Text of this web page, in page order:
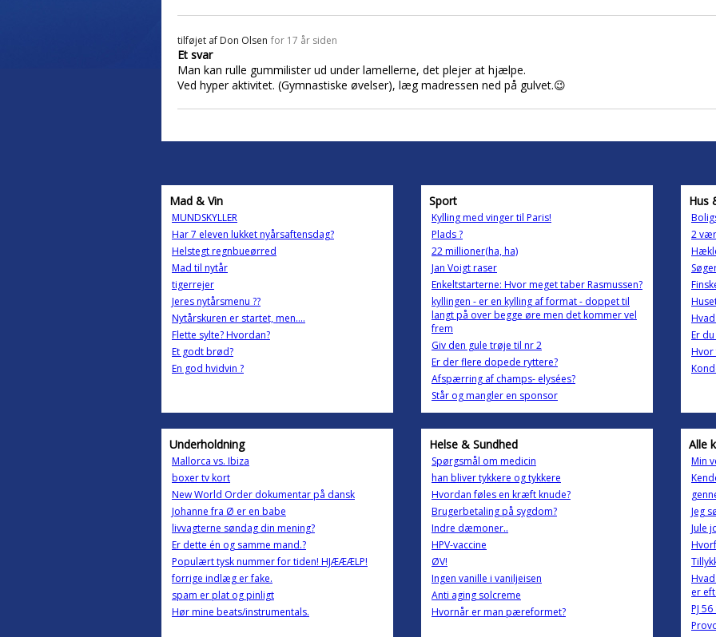
tilføjet af Don Olsen for 17 år siden
Et svar
Man kan rulle gummilister ud under lamellerne, det plejer at hjælpe.
Ved hyper aktivitet. (Gymnastiske øvelser), læg madressen ned på gulvet.😉
Mad & Vin
MUNDSKYLLER
Har 7 eleven lukket nyårsaftensdag?
Helstegt regnbueørred
Mad til nytår
tigerrejer
Jeres nytårsmenu ??
Nytårskuren er startet, men....
Flette sylte? Hvordan?
Et godt brød?
En god hvidvin ?
Sport
Kylling med vinger til Paris!
Plads ?
22 millioner(ha, ha)
Jan Voigt raser
Enkeltstarterne: Hvor meget taber Rasmussen?
kyllingen - er en kylling af format - doppet til
langt på over begge øre men det kommer vel
frem
Giv den gule trøje til nr 2
Er der flere dopede ryttere?
Afspærring af champs- elysées?
Står og mangler en sponsor
Hus
2
Er
Hvor
Underholdning
Mallorca vs. Ibiza
boxer tv kort
New World Order dokumentar på dansk
Johanne fra Ø er en babe
livvagterne søndag din mening?
Er dette én og samme mand.?
Populært tysk nummer for tiden! HJÆÆÆLP!
forrige indlæg er fake.
spam er plat og pinligt
Hør mine beats/instrumentals.
Helse & Sundhed
Spørgsmål om medicin
han bliver tykkere og tykkere
Hvordan føles en kræft knude?
Brugerbetaling på sygdom?
Indre dæmoner..
HPV-vaccine
ØV!
Ingen vanille i vaniljeisen
Anti aging solcreme
Hvornår er man pæreformet?
Alle
Min
Jeg
Jule
er
PJ